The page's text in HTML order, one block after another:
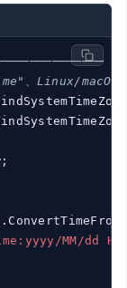
、Linux/
MM/dd